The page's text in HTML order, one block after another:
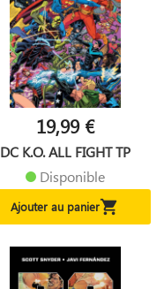
19,99 €
DC K.O. ALL FIGHT TP
Disponible
Ajouter au panier